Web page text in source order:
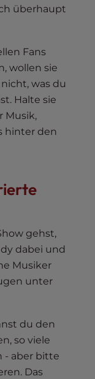
überhaupt
Fans
wollen sie
was du
Halte sie
Musik,
hinter den
gehst,
dabei und
Musiker
unter
du den
so viele
- aber bitte
Das